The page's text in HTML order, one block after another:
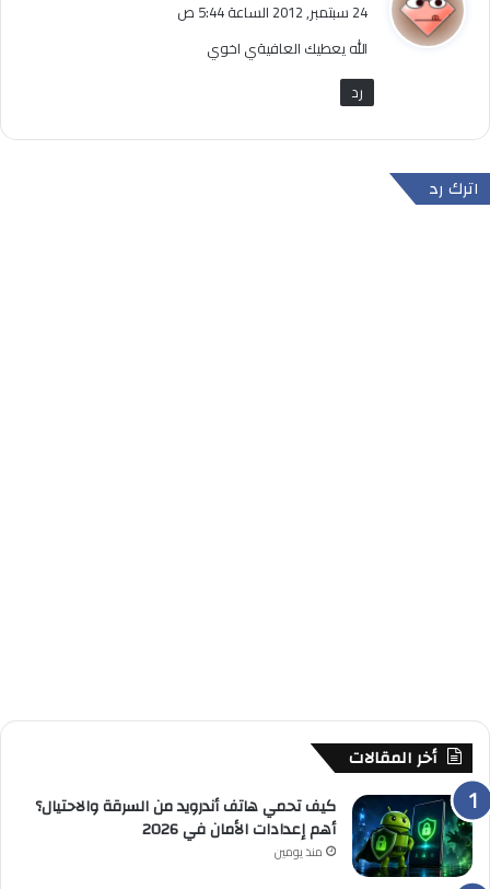
ل
24 سبتمبر, 2012 الساعة 5:44 ص
الله يعطيك العافيةي اخوي
رد
اترك رد
أخر المقالات
كيف تحمي هاتف أندرويد من السرقة والاحتيال؟
أهم إعدادات الأمان في 2026
منذ يومين